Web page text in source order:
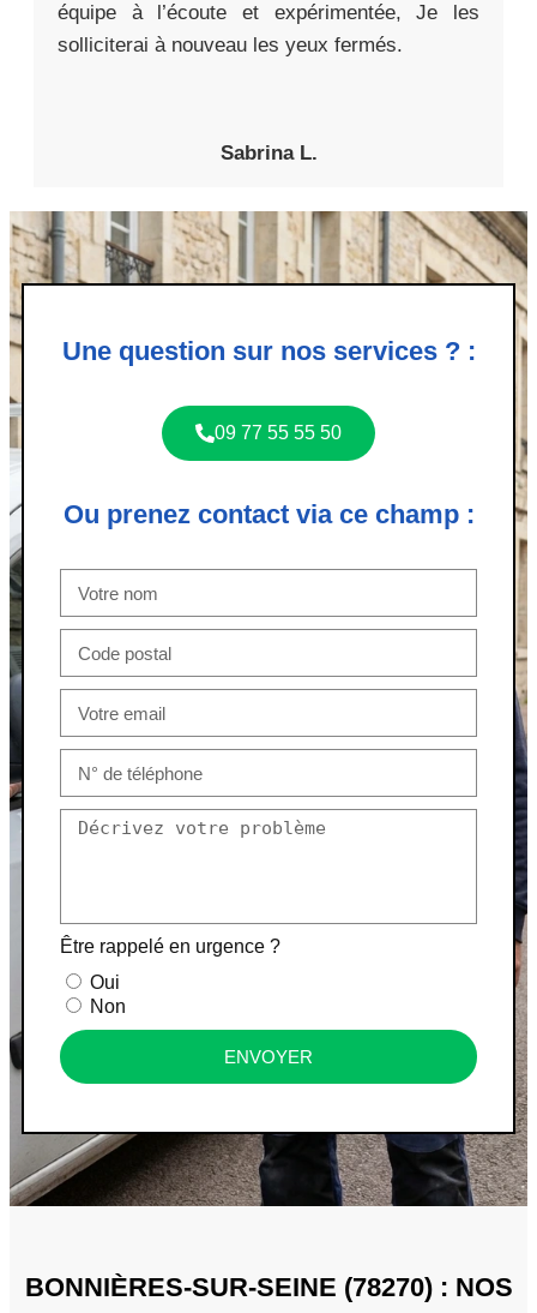
équipe à l’écoute et expérimentée, Je les
solliciterai à nouveau les yeux fermés.
Sabrina L.
Une question sur nos services ? :
09 77 55 55 50
Ou prenez contact via ce champ :
Être rappelé en urgence ?
Oui
Non
ENVOYER
BONNIÈRES-SUR-SEINE (78270) : NOS